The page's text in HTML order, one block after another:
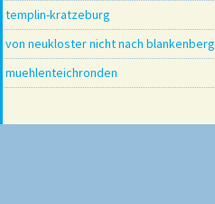
templin-kratzeburg
von neukloster nicht nach blankenberg
muehlenteichronden